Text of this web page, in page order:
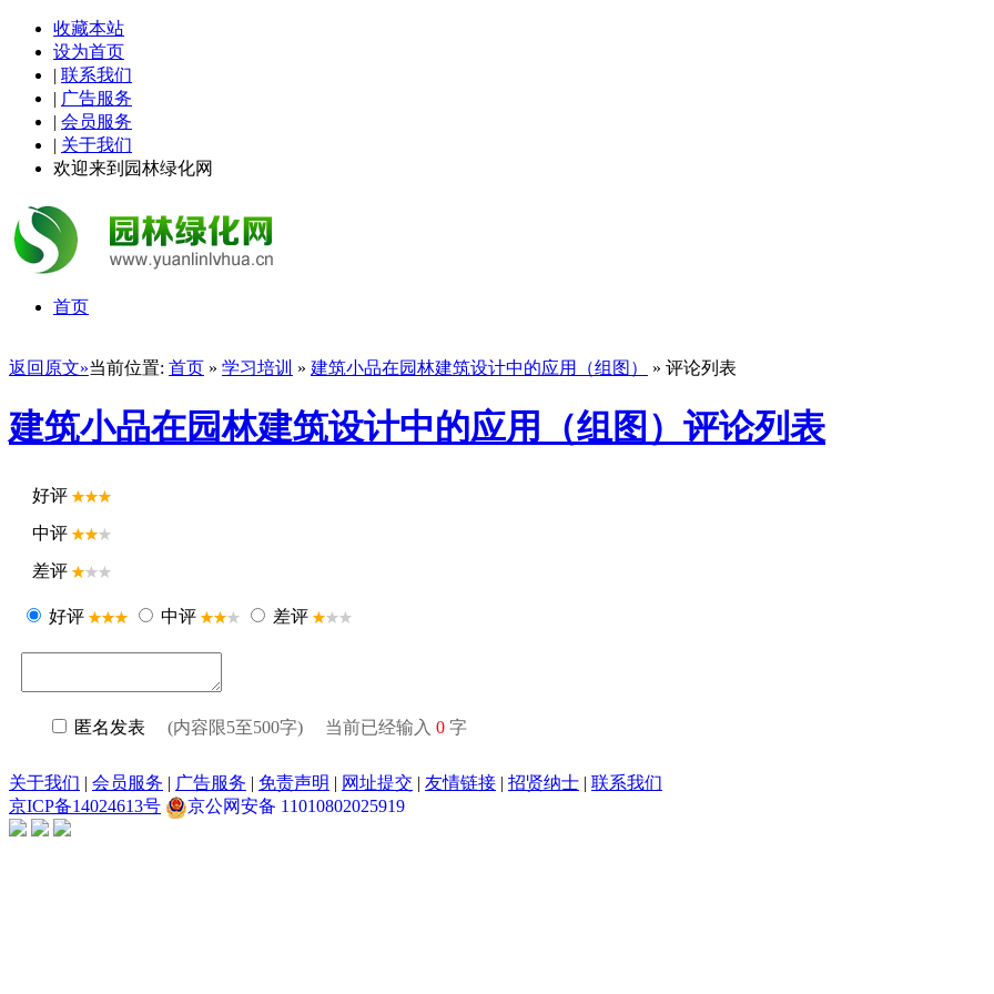
收藏本站
设为首页
| 联系我们
| 广告服务
| 会员服务
| 关于我们
欢迎来到园林绿化网
首页
返回原文»当前位置: 首页 » 学习培训 » 建筑小品在园林建筑设计中的应用（组图） » 评论列表
建筑小品在园林建筑设计中的应用（组图）评论列表
好评
中评
差评
好评 中评 差评
匿名发表 (内容限5至500字) 当前已经输入 0 字
关于我们 | 会员服务 | 广告服务 | 免责声明 | 网址提交 | 友情链接 | 招贤纳士 | 联系我们
京ICP备14024613号
京公网安备 11010802025919